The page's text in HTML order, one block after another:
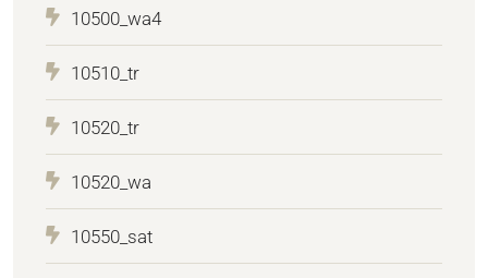
10500_wa4
10510_tr
10520_tr
10520_wa
10550_sat